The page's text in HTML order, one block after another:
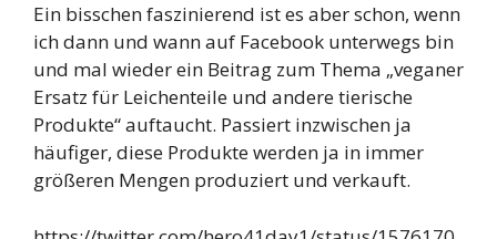
Ein bisschen faszinierend ist es aber schon, wenn
ich dann und wann auf Facebook unterwegs bin
und mal wieder ein Beitrag zum Thema „veganer
Ersatz für Leichenteile und andere tierische
Produkte“ auftaucht. Passiert inzwischen ja
häufiger, diese Produkte werden ja in immer
größeren Mengen produziert und verkauft.